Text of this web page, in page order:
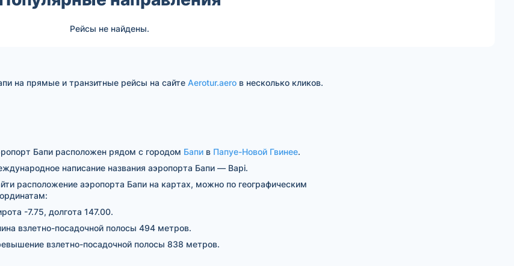
Рейсы не найдены.
на прямые и транзитные рейсы на сайте Aerotur.aero в несколько кликов.
Бапи расположен рядом с городом Бапив Папуе-Новой Гвинее.
написание названия аэропорта Бапи — Bapi.
расположение аэропорта Бапи на картах, можно по географическим
-7.75, долгота 147.00.
взлетно-посадочной полосы 494 метров.
взлетно-посадочной полосы 838 метров.